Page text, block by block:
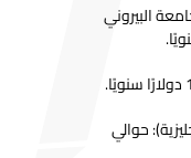
البيروني
حوالي